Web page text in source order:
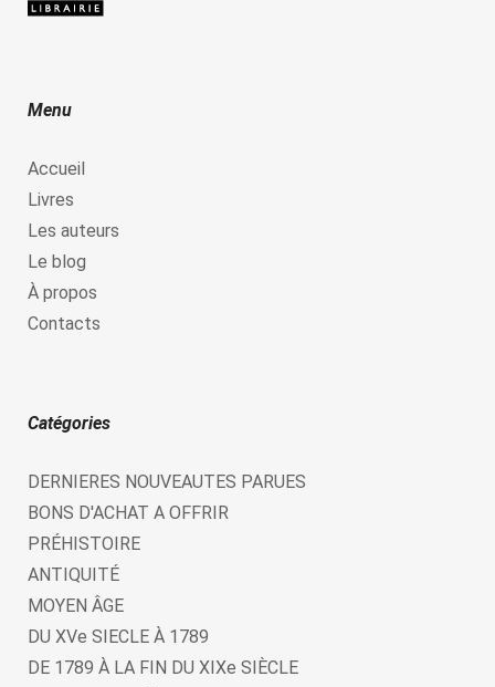
Menu
Accueil
Livres
Les auteurs
Le blog
À propos
Contacts
Catégories
DERNIERES NOUVEAUTES PARUES
BONS D'ACHAT A OFFRIR
PRÉHISTOIRE
ANTIQUITÉ
MOYEN ÂGE
DU XVe SIECLE À 1789
DE 1789 À LA FIN DU XIXe SIÈCLE